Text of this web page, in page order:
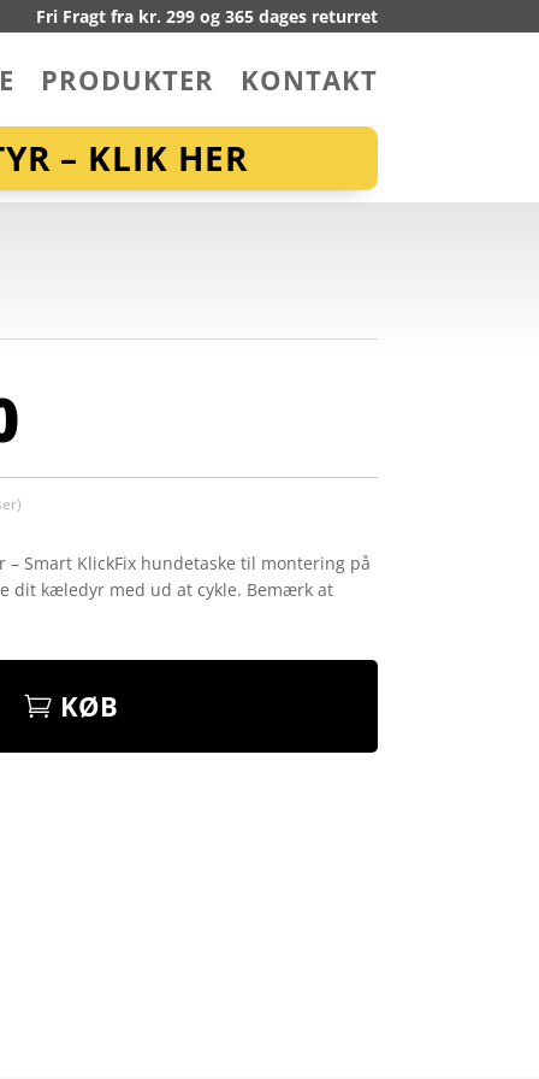
Fri Fragt fra kr. 299 og 365 dages returret
PRODUKTER KONTAKT
– KLIK HER
– Smart KlickFix hundetaske til montering på
dit kæledyr med ud at cykle. Bemærk at
KØB